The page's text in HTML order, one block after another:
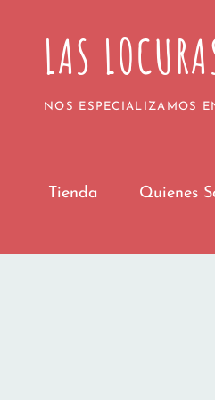
Todos los pedidos
Agradecemos
LAS
NOS ESPECIALIZAMOS
Tienda Quienes